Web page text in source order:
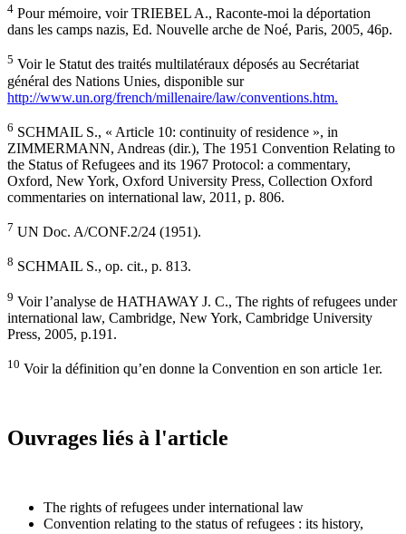
4 Pour mémoire, voir TRIEBEL A., Raconte-moi la déportation
dans les camps nazis, Ed. Nouvelle arche de Noé, Paris, 2005, 46p.
5 Voir le Statut des traités multilatéraux déposés au Secrétariat
général des Nations Unies, disponible sur
http://www.un.org/french/millenaire/law/conventions.htm.
6 SCHMAIL S., « Article 10: continuity of residence », in
ZIMMERMANN, Andreas (dir.), The 1951 Convention Relating to
the Status of Refugees and its 1967 Protocol: a commentary,
Oxford, New York, Oxford University Press, Collection Oxford
commentaries on international law, 2011, p. 806.
7 UN Doc. A/CONF.2/24 (1951).
8 SCHMAIL S., op. cit., p. 813.
9 Voir l’analyse de HATHAWAY J. C., The rights of refugees under
international law, Cambridge, New York, Cambridge University
Press, 2005, p.191.
10 Voir la définition qu’en donne la Convention en son article 1er.
Ouvrages liés à l'article
The rights of refugees under international law
Convention relating to the status of refugees : its history,